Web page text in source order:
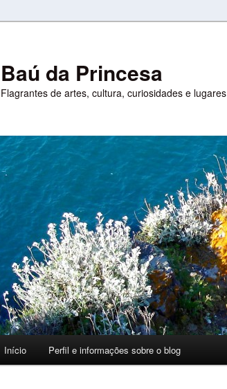
Baú da Princesa
Flagrantes de artes, cultura, curiosidades e lugares
Início Perfil e informações sobre o blog